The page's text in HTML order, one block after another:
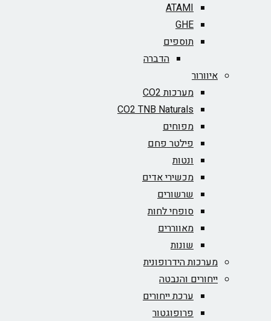
ATAMI
GHE
תוספים
הדברה
איוורור
מערכות CO2
CO2 TNB Naturals
מפוחים
פילטר פחם
ונטות
מכשירי אדים
שרשורים
סופחי לחות
מאווררים
שונות
מערכות הידרופונית
ייחורים והנבטה
ערכת ייחורים
פרופוגטור